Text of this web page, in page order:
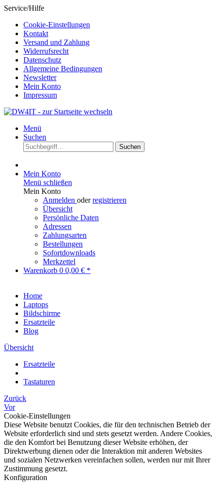
Service/Hilfe
Cookie-Einstellungen
Kontakt
Versand und Zahlung
Widerrufsrecht
Datenschutz
Allgemeine Bedingungen
Newsletter
Mein Konto
Impressum
Menü
Suchen
Suchen
Mein Konto
Menü schließen
Mein Konto
Anmelden oderregistrieren
Übersicht
Persönliche Daten
Adressen
Zahlungsarten
Bestellungen
Sofortdownloads
Merkzettel
Warenkorb 0 0,00 € *
Home
Laptops
Bildschirme
Ersatzteile
Blog
Übersicht
Ersatzteile
Tastaturen
Zurück
Vor
Cookie-Einstellungen
Diese Website benutzt Cookies, die für den technischen Betrieb der
Website erforderlich sind und stets gesetzt werden. Andere Cookies,
die den Komfort bei Benutzung dieser Website erhöhen, der
Direktwerbung dienen oder die Interaktion mit anderen Websites
und sozialen Netzwerken vereinfachen sollen, werden nur mit Ihrer
Zustimmung gesetzt.
Konfiguration